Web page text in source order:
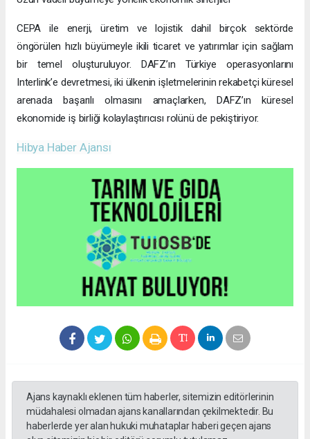
CEPA ile enerji, üretim ve lojistik dahil birçok sektörde
öngörülen hızlı büyümeyle ikili ticaret ve yatırımlar için sağlam
bir temel oluşturuluyor. DAFZ’ın Türkiye operasyonlarını
Interlink’e devretmesi, iki ülkenin işletmelerinin rekabetçi küresel
arenada başarılı olmasını amaçlarken, DAFZ’ın küresel
ekonomide iş birliği kolaylaştırıcısı rolünü de pekiştiriyor.
Hibya Haber Ajansı
Ajans kaynaklı eklenen tüm haberler, sitemizin editörlerinin
müdahalesi olmadan ajans kanallarından çekilmektedir. Bu
haberlerde yer alan hukuki muhataplar haberi geçen ajans